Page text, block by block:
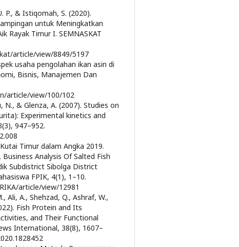
P., & Istiqomah, S. (2020).
untuk Meningkatkan
Rayak Timur I. SEMNASKAT
article/view/8849/5197
usaha pengolahan ikan asin di
Bisnis, Manajemen Dan
article/view/100/102
N., & Glenza, A. (2007). Studies on
Experimental kinetics and
947–952.
Timur dalam Angka 2019.
Analysis Of Salted Fish
Subdistrict Sibolga District
FPIK, 4(1), 1–10.
article/view/12981
Ali, A., Shehzad, Q., Ashraf, W.,
Fish Protein and Its
and Their Functional
International, 38(8), 1607–